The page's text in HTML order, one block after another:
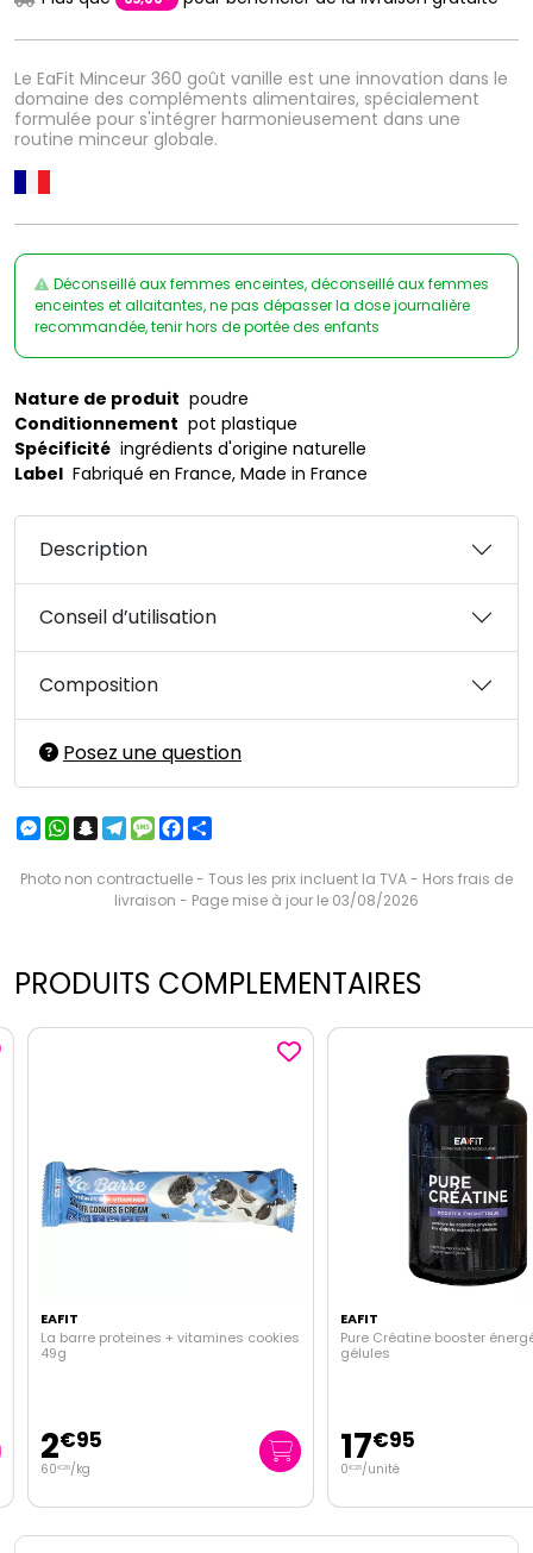
Le EaFit Minceur 360 goût vanille est une innovation dans le
domaine des compléments alimentaires, spécialement
formulée pour s'intégrer harmonieusement dans une
routine minceur globale.
Déconseillé aux femmes enceintes, déconseillé aux femmes
enceintes et allaitantes, ne pas dépasser la dose journalière
recommandée, tenir hors de portée des enfants
Nature de produit poudre
Conditionnement pot plastique
Spécificité ingrédients d'origine naturelle
Label Fabriqué en France, Made in France
Description
Conseil d’utilisation
Composition
Posez une question
Messenger
WhatsApp
Snapchat
Telegram
MessageFacebook
Photo non contractuelle - Tous les prix incluent la TVA - Hors frais de
livraison - Page mise à jour le 03/08/2026
PRODUITS COMPLEMENTAIRES
EAFIT
La barre proteines + vitamines cookies
49g
2€95
60 €20/kg
EAFIT
Pure Créatine booster
gélules
17€95
€20/unité